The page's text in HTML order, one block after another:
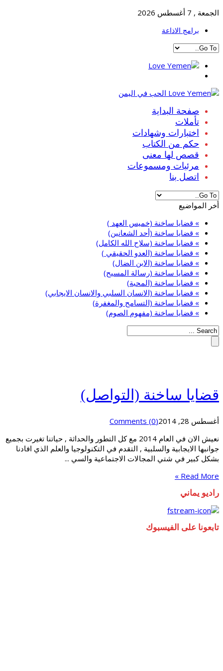
الجمعة , 7 أغسطس 2026
برامج الاذاعة
صفحة البداية
تأملات
اختبارات وشهادات
حكم من الكتاب
قصص لها معنى
مرئيات ومسموعات
اتصل بنا
أخر المواضيع
» قضايا ساخنة (خميس العهد )
» قضايا ساخنة (أحد الشعانين)
» قضايا ساخنة (سلاح الله الكامل)
» قضايا ساخنة (العدو الحقيقي )
» قضايا ساخنة (الابن الضال)
» قضايا ساخنة (رسالة المسيح)
» قضايا ساخنة (المحبة)
» قضايا ساخنة (الانسان السلبي والانسان الايجابي)
» قضايا ساخنة (التسامح والمغفرة)
» قضايا ساخنة (مفهوم الصوم)
قضايا ساخنة (التواصل)
أغسطس 28, 2014
(0) Comments
نعيش الان في العام 2014 مع كل التطور والحداثة , حياتنا تغيرت بجميع
جوانبها الايجابية والسلبية , التقدم في التكنولوجيا والعلم الذي افادنا
بشكل كبير في شتي المجالات الاجتماعية والسي ...
Read More »
راديو يماني
تابعونا على الفيسبوك